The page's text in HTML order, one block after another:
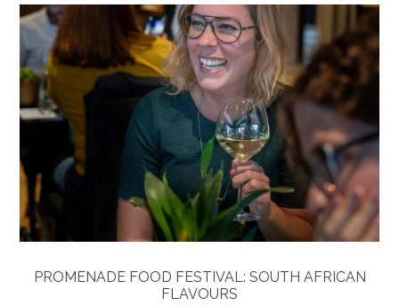
PROMENADE FOOD FESTIVAL: SOUTH AFRICAN
FLAVOURS